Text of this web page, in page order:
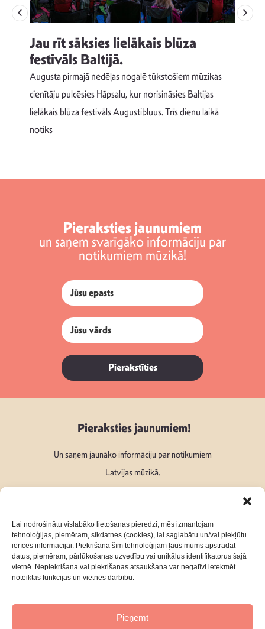
Lai nodrošinātu vislabāko lietošanas pieredzi, mēs izmantojam
tehnoloģijas, piemēram, sīkdatnes (cookies), lai saglabātu un/vai piekļūtu
ierīces informācijai. Piekrišana šīm tehnoloģijām ļaus mums apstrādāt
datus, piemēram, pārlūkošanas uzvedību vai unikālus identifikatorus šajā
vietnē. Nepiekrišana vai piekrišanas atsaukšana var negatīvi ietekmēt
noteiktas funkcijas un vietnes darbību.
Pieņemt
Jau rīt sāksies lielākais blūza
festivāls Baltijā.
Augusta pirmajā nedēļas nogalē tūkstošiem mūzikas
cienītāju pulcēsies Hāpsalu, kur norisināsies Baltijas
lielākais blūza festivāls Augustibluus. Trīs dienu laikā
notiks
Pieraksties jaunumiem
un saņem svarīgāko informāciju par
notikumiem mūzikā!
Pierakstīties
Pieraksties jaunumiem!
Un saņem jaunāko informāciju par notikumiem
Latvijas mūzikā.
Seko mums: